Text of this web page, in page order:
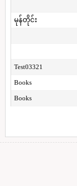
မုန်တိုင်း
Test03321
Books
Books